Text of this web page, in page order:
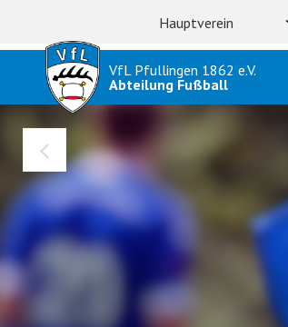
VfL Pfullingen 1862 e.V.
Abteilung Fußball
Hauptverein